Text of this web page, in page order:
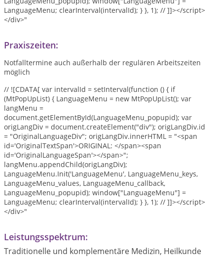
LanguageMenu; clearInterval(intervalId); } }, 1); // ]]></script>
</div>"
Praxiszeiten:
Notfalltermine auch außerhalb der regulären Arbeitszeiten
möglich
// ![CDATA[ var intervalId = setInterval(function () { if
(MtPopUpList) { LanguageMenu = new MtPopUpList(); var
langMenu =
document.getElementById(LanguageMenu_popupid); var
origLangDiv = document.createElement("div"); origLangDiv.id
= "OriginalLanguageDiv"; origLangDiv.innerHTML = "<span
id='OriginalTextSpan'>ORIGINAL: </span><span
id='OriginalLanguageSpan'></span>";
langMenu.appendChild(origLangDiv);
LanguageMenu.Init('LanguageMenu', LanguageMenu_keys,
LanguageMenu_values, LanguageMenu_callback,
LanguageMenu_popupid); window["LanguageMenu"] =
LanguageMenu; clearInterval(intervalId); } }, 1); // ]]></script>
</div>"
Leistungsspektrum:
Traditionelle und komplementäre Medizin, Heilkunde